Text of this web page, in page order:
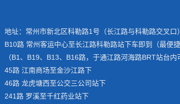
地址：常州市新北区科勒路1号（长江路与科勒路交叉口）
B10路 常州客运中心至长江路科勒路站下车即到（最便捷
（B1、B19、B13、B16路，于通江路河海路BRT站台内
45路 江南商场至金沙江路下
46路 龙虎塘西至公交三公司站下
241路 罗溪至千红药业站下